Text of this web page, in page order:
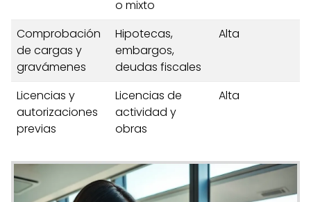
o mixto
Comprobación
de cargas y
gravámenes
Hipotecas,
embargos,
deudas fiscales
Alta
Licencias y
autorizaciones
previas
Licencias de
actividad y
obras
Alta